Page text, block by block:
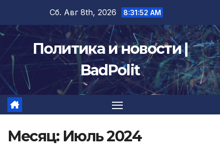
содержимому
Сб. Авг 8th, 2026 8:31:54 AM
Политика и новости |
BadPolit
Месяц: Июль 2024